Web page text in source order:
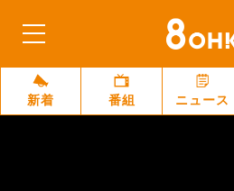
新着 番組 ニュース